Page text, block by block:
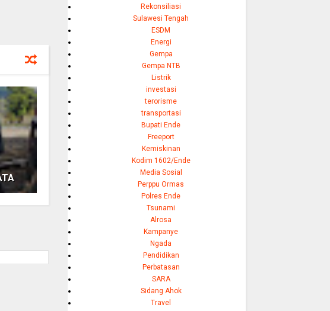
Rekonsiliasi
Sulawesi Tengah
ESDM
Energi
Gempa
Gempa NTB
Listrik
investasi
terorisme
transportasi
Bupati Ende
Freeport
Kemiskinan
Kodim 1602/Ende
Media Sosial
Perppu Ormas
Polres Ende
Tsunami
Alrosa
Kampanye
Ngada
Pendidikan
Perbatasan
SARA
Sidang Ahok
Travel